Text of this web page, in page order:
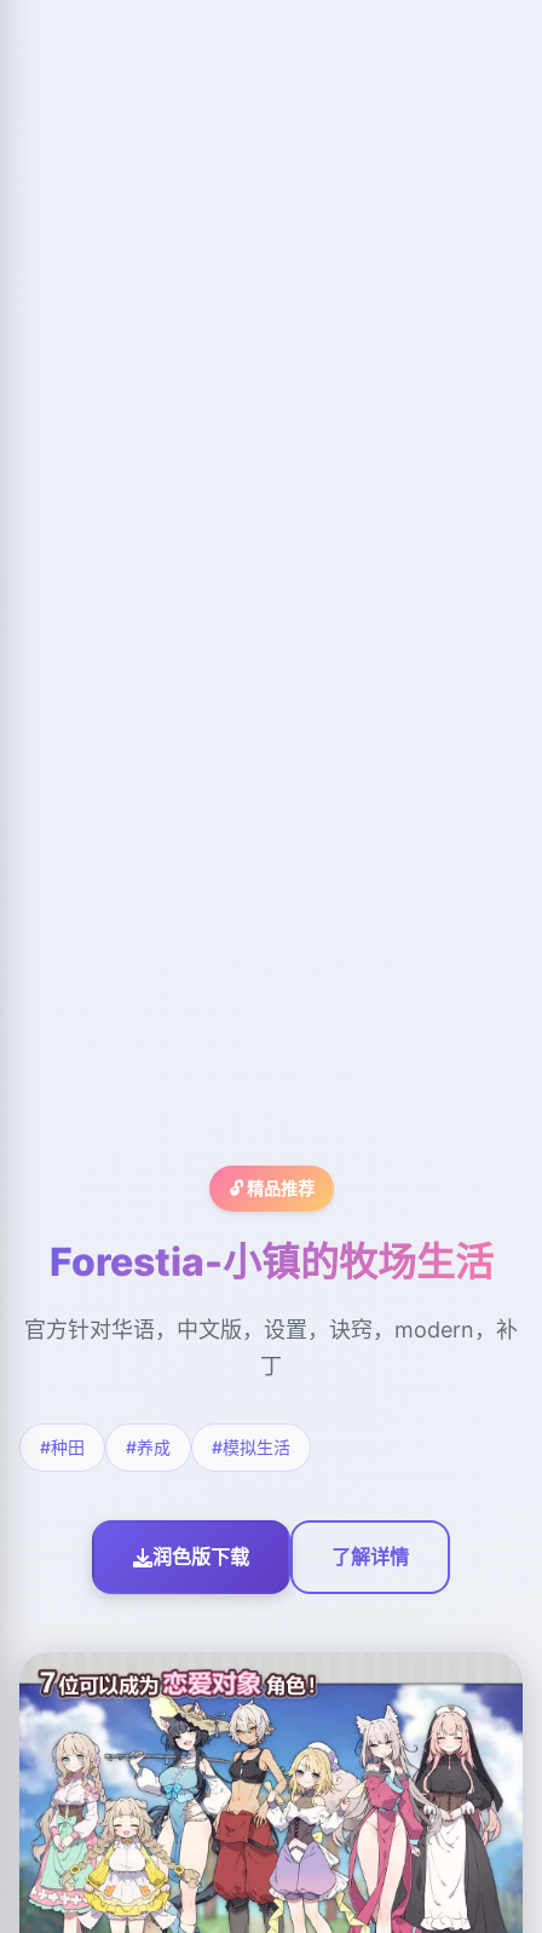
🔓 精品推荐
Forestia-小镇的牧场生活
官方针对华语，中文版，设置，诀窍，modern，补
丁
#种田 #养成 #模拟生活
润色版下载 了解详情